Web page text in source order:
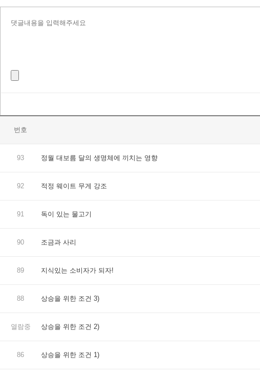
번호
93 정월 대보름 달의 생명체에 끼치는 영향
92 적정 웨이트 무게 강조
91 독이 있는 물고기
90 조금과 사리
89 지식있는 소비자가 되자!
88 상승을 위한 조건 3)
열람중 상승을 위한 조건 2)
86 상승을 위한 조건 1)